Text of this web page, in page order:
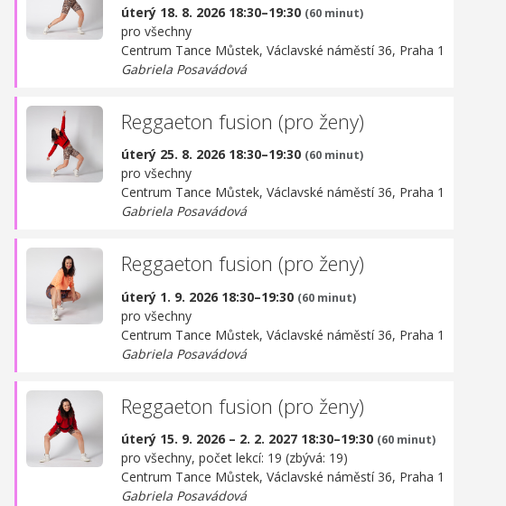
úterý 18. 8. 2026 18:30–19:30 (60 minut)
pro všechny
Centrum Tance Můstek, Václavské náměstí 36, Praha 1
Gabriela Posavádová
Reggaeton fusion (pro ženy)
úterý 25. 8. 2026 18:30–19:30 (60 minut)
pro všechny
Centrum Tance Můstek, Václavské náměstí 36, Praha 1
Gabriela Posavádová
Reggaeton fusion (pro ženy)
úterý 1. 9. 2026 18:30–19:30 (60 minut)
pro všechny
Centrum Tance Můstek, Václavské náměstí 36, Praha 1
Gabriela Posavádová
Reggaeton fusion (pro ženy)
úterý 15. 9. 2026 – 2. 2. 2027 18:30–19:30 (60 minut)
pro všechny, počet lekcí: 19 (zbývá: 19)
Centrum Tance Můstek, Václavské náměstí 36, Praha 1
Gabriela Posavádová